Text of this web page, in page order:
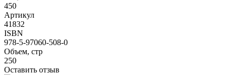
450
Артикул
41832
ISBN
978-5-97060-508-0
Объем, стр
250
Оставить отзыв